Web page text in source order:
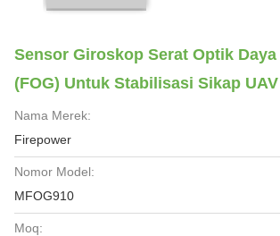
Sensor Giroskop Serat Optik Daya
(FOG) Untuk Stabilisasi Sikap UAV
Nama Merek:
Firepower
Nomor Model:
MFOG910
Moq: